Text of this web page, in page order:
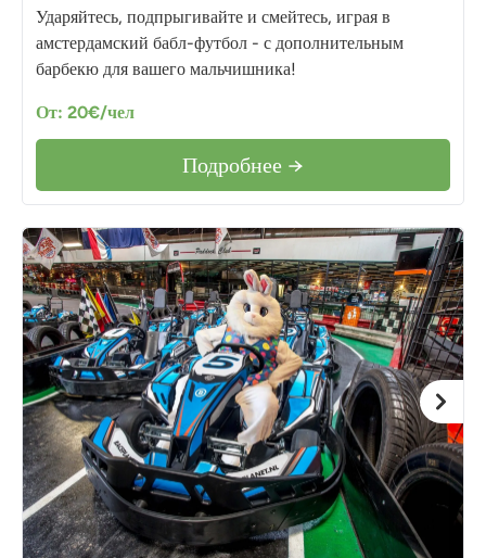
Ударяйтесь, подпрыгивайте и смейтесь, играя в
амстердамский бабл-футбол - с дополнительным
барбекю для вашего мальчишника!
От: 20€/чел
Подробнее →